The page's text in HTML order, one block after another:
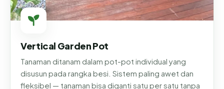
Vertical Garden Pot
Tanaman ditanam dalam pot-pot individual yang
disusun pada rangka besi. Sistem paling awet dan
fleksibel — tanaman bisa diganti satu per satu tanpa